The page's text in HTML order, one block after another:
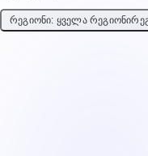
ᲠᲔᲒᲘᲝᲜᲘ: ᲧᲕᲔᲚᲐ ᲠᲔᲒᲘᲝᲜᲘ